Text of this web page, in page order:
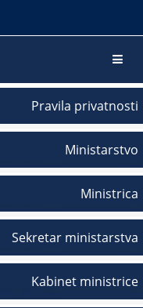
Pravila privatnosti
Ministarstvo
Ministrica
Sekretar ministarstva
Kabinet ministrice